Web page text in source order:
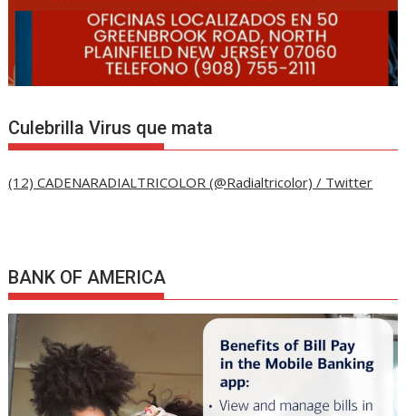
Culebrilla Virus que mata
(12) CADENARADIALTRICOLOR (@Radialtricolor) / Twitter
BANK OF AMERICA